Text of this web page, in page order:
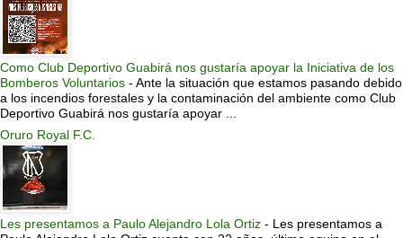
Como Club Deportivo Guabirá nos gustaría apoyar la Iniciativa de los
Bomberos Voluntarios - Ante la situación que estamos pasando debido
a los incendios forestales y la contaminación del ambiente como Club
Deportivo Guabirá nos gustaría apoyar ...
Oruro Royal F.C.
Les presentamos a Paulo Alejandro Lola Ortiz - Les presentamos a